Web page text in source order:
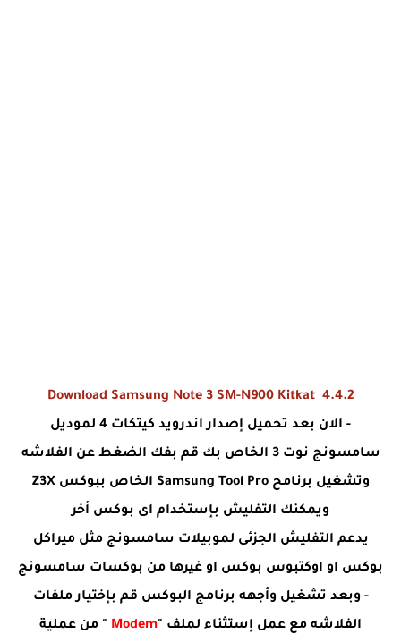
Download Samsung Note 3 SM-N900 Kitkat 4.4.2
- الان بعد تحميل إصدار اندرويد كيتكات 4 لموديل
سامسونج نوت 3 الخاص بك قم بفك الضغط عن الفلاشه
وتشغيل برنامج Samsung Tool Pro الخاص ببوكس Z3X
ويمكنك التفليش بإستخدام اى بوكس أخر
يدعم التفليش الجزئى لموبيلات سامسونج مثل ميراكل
بوكس او اوكتبوس بوكس او غيرها من بوكسات سامسونج
- وبعد تشغيل وأجهه برنامج البوكس قم بإختيار ملفات
الفلاشه مع عمل إستثناء لملف "Modem " من عملية